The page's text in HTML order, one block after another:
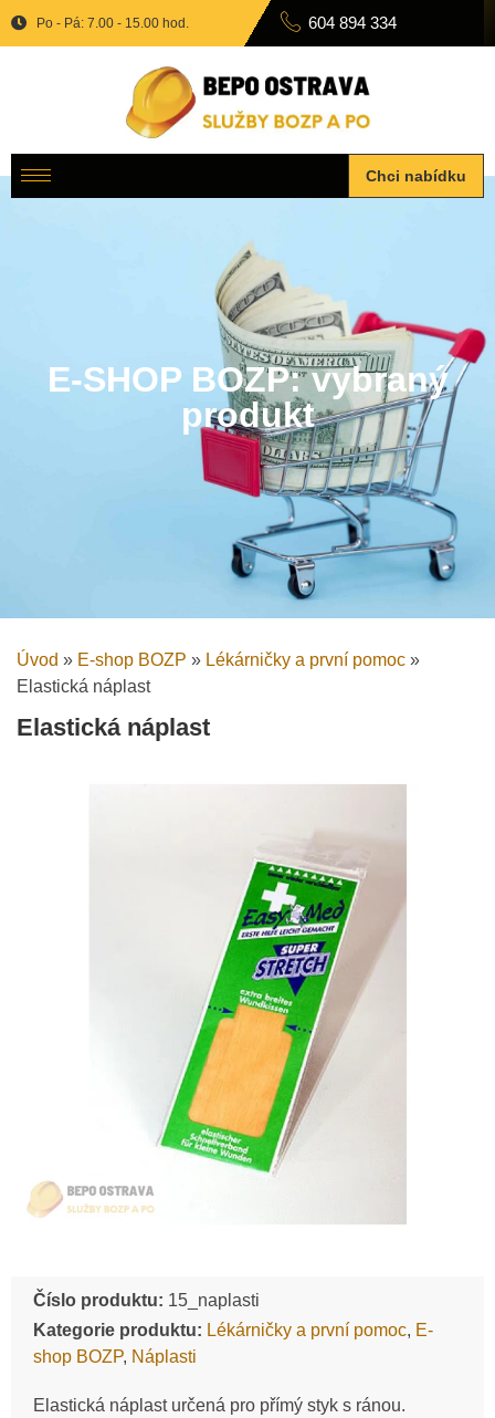
Po - Pá: 7.00 - 15.00 hod. 604 894 334
Chci nabídku
E-SHOP BOZP: vybraný
produkt
Úvod » E-shop BOZP » Lékárničky a první pomoc »
Elastická náplast
Elastická náplast
Číslo produktu: 15_naplasti
Kategorie produktu: Lékárničky a první pomoc, E-
shop BOZP, Náplasti
Elastická náplast určená pro přímý styk s ránou.